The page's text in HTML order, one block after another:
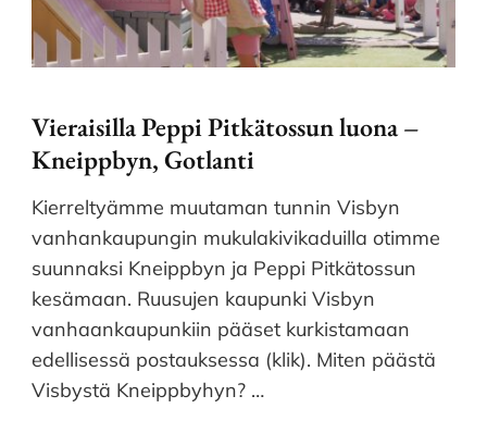
Vieraisilla Peppi Pitkätossun luona –
Kneippbyn, Gotlanti
Kierreltyämme muutaman tunnin Visbyn
vanhankaupungin mukulakivikaduilla otimme
suunnaksi Kneippbyn ja Peppi Pitkätossun
kesämaan. Ruusujen kaupunki Visbyn
vanhaankaupunkiin pääset kurkistamaan
edellisessä postauksessa (klik). Miten päästä
Visbystä Kneippbyhyn? …